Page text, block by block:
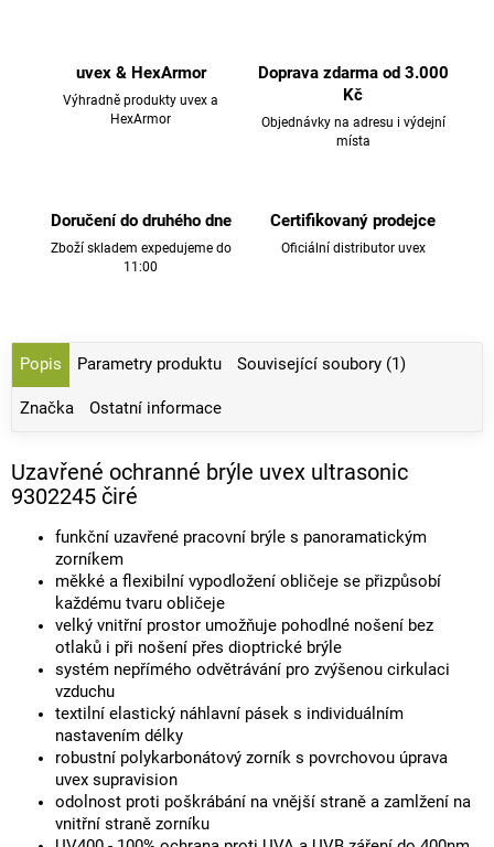
uvex & HexArmor
Výhradně produkty uvex a
HexArmor
Doprava zdarma od 3.000
Kč
Objednávky na adresu i výdejní
místa
Doručení do druhého dne
Zboží skladem expedujeme do
11:00
Certifikovaný prodejce
Oficiální distributor uvex
Popis Parametry produktu Související soubory (1)
Značka Ostatní informace
Uzavřené ochranné brýle uvex ultrasonic
9302245 čiré
funkční uzavřené pracovní brýle s panoramatickým
zorníkem
měkké a flexibilní vypodložení obličeje se přizpůsobí
každému tvaru obličeje
velký vnitřní prostor umožňuje pohodlné nošení bez
otlaků i při nošení přes dioptrické brýle
systém nepřímého odvětrávání pro zvýšenou cirkulaci
vzduchu
textilní elastický náhlavní pásek s individuálním
nastavením délky
robustní polykarbonátový zorník s povrchovou úprava
uvex supravision
odolnost proti poškrábání na vnější straně a zamlžení na
vnitřní straně zorníku